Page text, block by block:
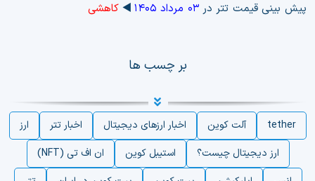
پیش بینی قیمت تتر در۰۳ مرداد ۱۴۰۵ ◀️ کاهشی
بر چسب ها
tether آلت کوین اخبار ارزهای دیجیتال اخبار تتر
ارز
ارز دیجیتال چیست؟
استیبل کوین
ان اف تی (NFT)